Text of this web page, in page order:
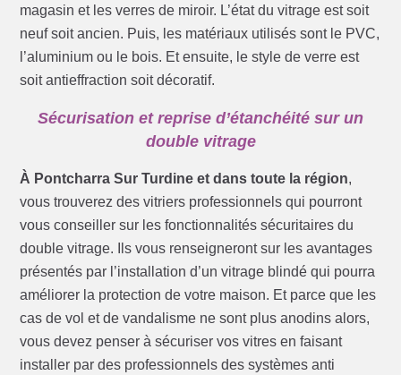
magasin et les verres de miroir. L’état du vitrage est soit
neuf soit ancien. Puis, les matériaux utilisés sont le PVC,
l’aluminium ou le bois. Et ensuite, le style de verre est
soit antieffraction soit décoratif.
Sécurisation et reprise d’étanchéité sur un
double vitrage
À Pontcharra Sur Turdine et dans toute la région,
vous trouverez des vitriers professionnels qui pourront
vous conseiller sur les fonctionnalités sécuritaires du
double vitrage. Ils vous renseigneront sur les avantages
présentés par l’installation d’un vitrage blindé qui pourra
améliorer la protection de votre maison. Et parce que les
cas de vol et de vandalisme ne sont plus anodins alors,
vous devez penser à sécuriser vos vitres en faisant
installer par des professionnels des systèmes anti